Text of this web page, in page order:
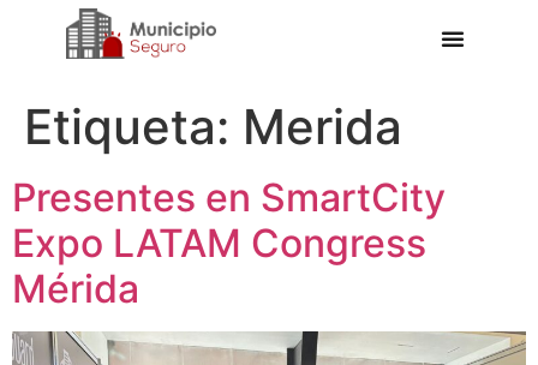
Etiqueta: Merida
Presentes en SmartCity
Expo LATAM Congress
Mérida